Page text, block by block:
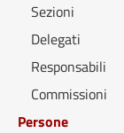
Sezioni
Delegati
Responsabili
Commissioni
Persone